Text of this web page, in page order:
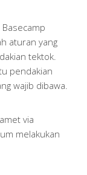
aturan yang
tektok.
pendakian
wajib dibawa.
via
melakukan